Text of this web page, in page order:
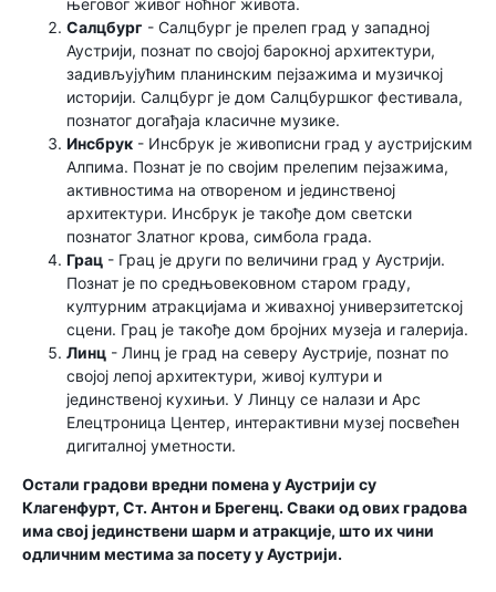
његовог живог ноћног живота.
Салцбург - Салцбург је прелеп град у западној
Аустрији, познат по својој барокној архитектури,
задивљујућим планинским пејзажима и музичкој
историји. Салцбург је дом Салцбуршког фестивала,
познатог догађаја класичне музике.
Инсбрук - Инсбрук је живописни град у аустријским
Алпима. Познат је по својим прелепим пејзажима,
активностима на отвореном и јединственој
архитектури. Инсбрук је такође дом светски
познатог Златног крова, симбола града.
Грац - Грац је други по величини град у Аустрији.
Познат је по средњовековном старом граду,
културним атракцијама и живахној универзитетској
сцени. Грац је такође дом бројних музеја и галерија.
Линц - Линц је град на северу Аустрије, познат по
својој лепој архитектури, живој култури и
јединственој кухињи. У Линцу се налази и Арс
Елецтроница Центер, интерактивни музеј посвећен
дигиталној уметности.
Остали градови вредни помена у Аустрији су
Клагенфурт, Ст. Антон и Брегенц. Сваки од ових градова
има свој јединствени шарм и атракције, што их чини
одличним местима за посету у Аустрији.